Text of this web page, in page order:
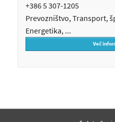
+386 5 307-1205
Prevozništvo, Transport,
Energetika, ...
Več